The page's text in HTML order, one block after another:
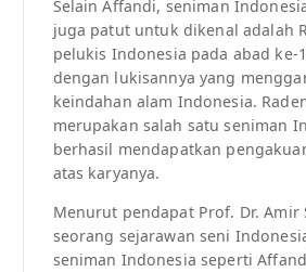
Selain Affandi, seniman
juga patut untuk dikenal adalah
pelukis Indonesia pada abad ke-
dengan lukisannya yang
keindahan alam Indonesia.
merupakan salah satu seniman
berhasil mendapatkan
atas karyanya.
Menurut pendapat Prof. Dr. Amir
seorang sejarawan seni
seniman Indonesia seperti